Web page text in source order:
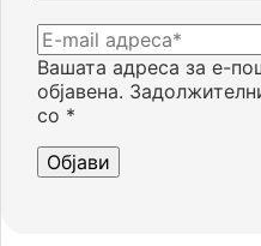
Вашата адреса за е-
објавена.
со *